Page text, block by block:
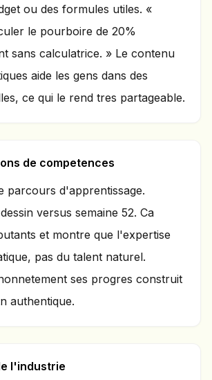
ou des formules utiles. «
le pourboire de 20%
sans calculatrice. » Le contenu
aide les gens dans des
ce qui le rend tres partageable.
de competences
parcours d'apprentissage.
versus semaine 52. Ca
et montre que l'expertise
pas du talent naturel.
ses progres construit
authentique.
l'industrie